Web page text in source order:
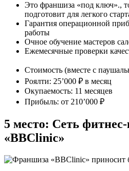
Это франшиза «под ключ».,
подготовит для легкого
Гарантия операционной
работы
Очное обучение мастеров
Ежемесячные проверки
Стоимость (вместе с
Роялти: 25’000 ₽ в месяц
Окупаемость: 11 месяцев
Прибыль: от 210’000 ₽
5 место: Сеть
«BBClinic»